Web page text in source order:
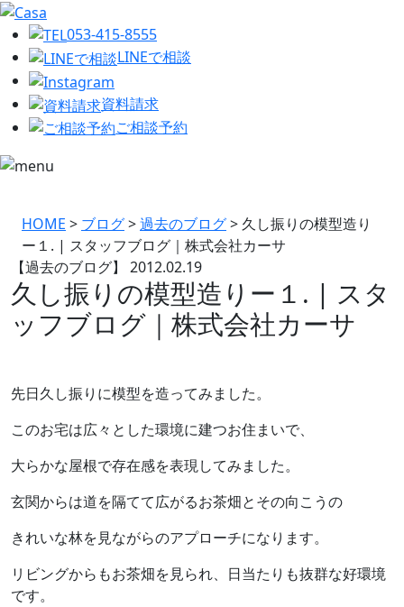
053-415-8555
LINEで相談
資料請求
ご相談予約
HOME > ブログ>過去のブログ> 久し振りの模型造り
ー１. | スタッフブログ｜株式会社カーサ
【過去のブログ】 2012.02.19
久し振りの模型造りー１. | スタ
ッフブログ｜株式会社カーサ
先日久し振りに模型を造ってみました。
このお宅は広々とした環境に建つお住まいで、
大らかな屋根で存在感を表現してみました。
玄関からは道を隔てて広がるお茶畑とその向こうの
きれいな林を見ながらのアプローチになります。
リビングからもお茶畑を見られ、日当たりも抜群な好環境
です。